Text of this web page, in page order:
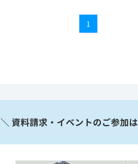
1
＼ 資料請求・イベントのご参加